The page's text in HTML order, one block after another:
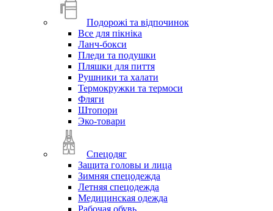
Подорожі та відпочинок
Все для пікніка
Ланч-бокси
Пледи та подушки
Пляшки для пиття
Рушники та халати
Термокружки та термоси
Фляги
Штопори
Эко-товари
Спецодяг
Защита головы и лица
Зимняя спецодежда
Летняя спецодежда
Медицинская одежда
Рабочая обувь